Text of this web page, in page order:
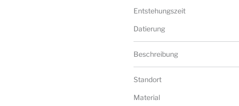
Entstehungszeit
Datierung
Beschreibung
Standort
Material